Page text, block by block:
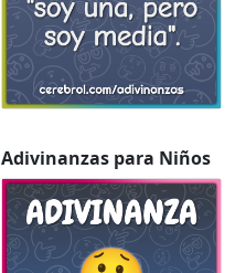
Adivinanzas para Niños